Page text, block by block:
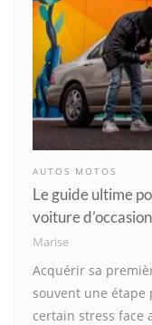
AUTOS MOTOS
Le guide ultime
voiture d’occasion
Marise
Acquérir sa
souvent une étape
certain stress face